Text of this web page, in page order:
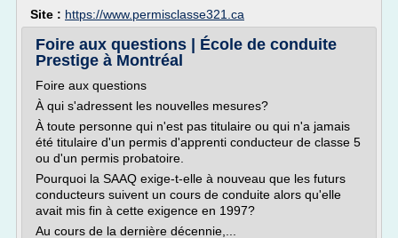
Site : https://www.permisclasse321.ca
Foire aux questions | École de conduite
Prestige à Montréal
Foire aux questions
À qui s'adressent les nouvelles mesures?
À toute personne qui n'est pas titulaire ou qui n'a jamais
été titulaire d'un permis d'apprenti conducteur de classe 5
ou d'un permis probatoire.
Pourquoi la SAAQ exige-t-elle à nouveau que les futurs
conducteurs suivent un cours de conduite alors qu'elle
avait mis fin à cette exigence en 1997?
Au cours de la dernière décennie,...